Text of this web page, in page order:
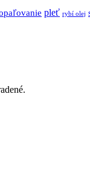
pleť rybí olej